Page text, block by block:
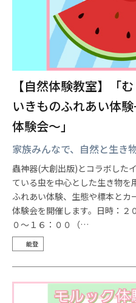
【自然体験教室】「
いきものふれあい体
体験会～」
家族みんなで、自然と生き
蟲神器(大創出版)とコラボした
ている虫を中心とした生き物を
ふれあい体験、生態や標本とカ
体験会を開催します。日時：２
０～１６：００（…
能登